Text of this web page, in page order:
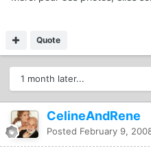
Quote
1 month later...
CelineAndRene
Posted February 9,